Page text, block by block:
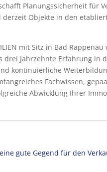
Planungssicherheit für
derzeit Objekte in den
mit Sitz in Bad
drei Jahrzehnte Erfahrung
kontinuierliche
Fachwissen,
Abwicklung Ihrer
gute Gegend für den